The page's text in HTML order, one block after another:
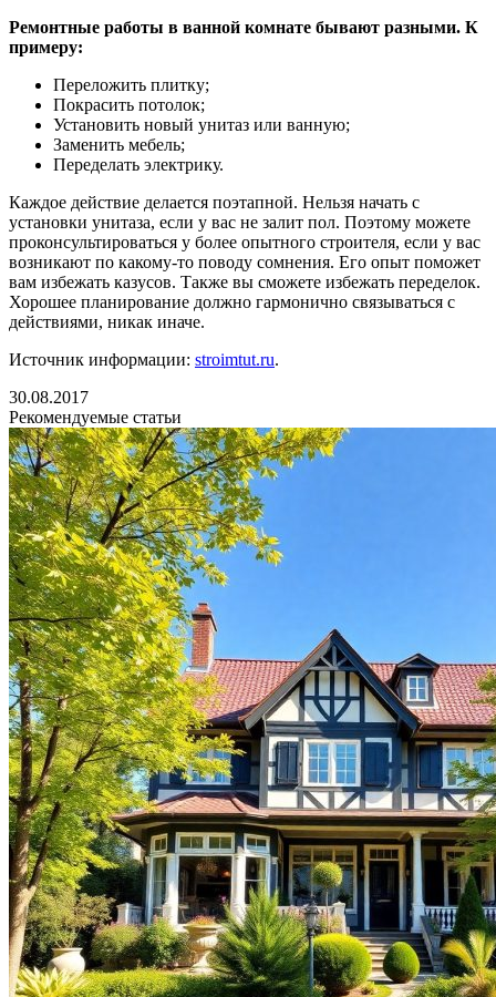
Ремонтные работы в ванной комнате бывают разными. К
примеру:
Переложить плитку;
Покрасить потолок;
Установить новый унитаз или ванную;
Заменить мебель;
Переделать электрику.
Каждое действие делается поэтапной. Нельзя начать с
установки унитаза, если у вас не залит пол. Поэтому можете
проконсультироваться у более опытного строителя, если у вас
возникают по какому-то поводу сомнения. Его опыт поможет
вам избежать казусов. Также вы сможете избежать переделок.
Хорошее планирование должно гармонично связываться с
действиями, никак иначе.
Источник информации: stroimtut.ru.
30.08.2017
Рекомендуемые статьи